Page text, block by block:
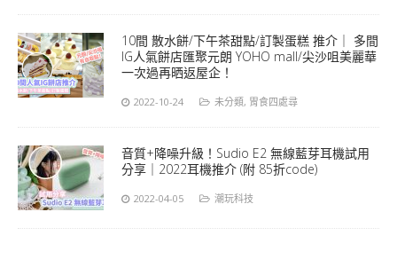
10間 散水餅/下午茶甜點/訂製蛋糕 推介｜ 多間
IG人氣餅店匯聚元朗 YOHO mall/尖沙咀美麗華
一次過再晒返屋企！
2022-10-24 未分類, 胃食四處尋
音質+降噪升級！Sudio E2 無線藍芽耳機試用
分享｜2022耳機推介 (附 85折code)
2022-04-05 潮玩科技